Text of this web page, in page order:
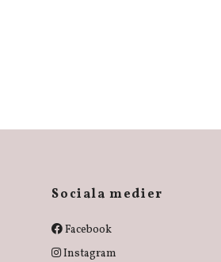
Sociala medier
Facebook
Instagram